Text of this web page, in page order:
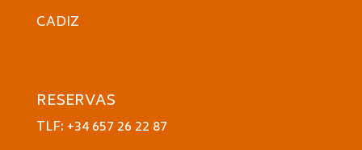
CADIZ
RESERVAS
TLF: +34 657 26 22 87